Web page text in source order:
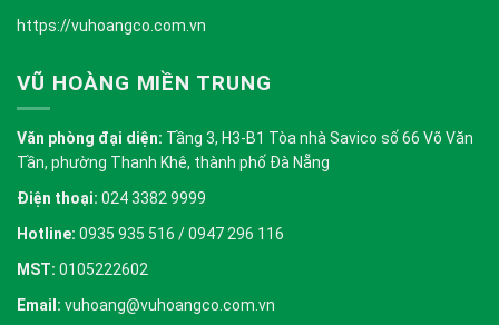
https://vuhoangco.com.vn
VŨ HOÀNG MIỀN TRUNG
Văn phòng đại diện: Tầng 3, H3-B1 Tòa nhà Savico số 66 Võ Văn
Tần, phường Thanh Khê, thành phố Đà Nẵng
Điện thoại: 024 3382 9999
Hotline: 0935 935 516 / 0947 296 116
MST: 0105222602
Email: vuhoang@vuhoangco.com.vn